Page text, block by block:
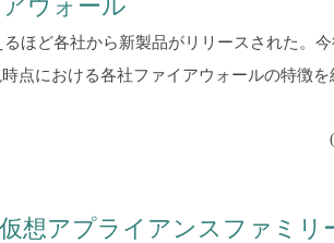
ウォール
ほど各社から新製品がリリースされた。
点における各社ファイアウォールの特徴を
(
想アプライアンスファミリ